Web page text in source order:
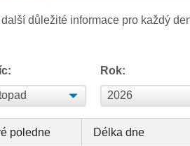
důležité informace pro každý
Rok:
poledne Délka dne